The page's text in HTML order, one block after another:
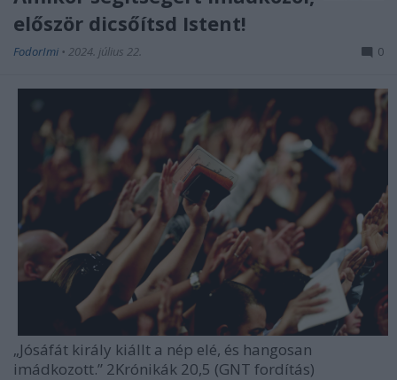
először dicsőítsd Istent!
FodorImi • 2024. július 22. 0
„Jósáfát király kiállt a nép elé, és hangosan
imádkozott.” 2Krónikák 20,5 (GNT fordítás)